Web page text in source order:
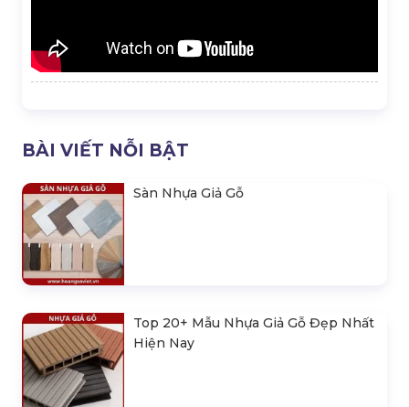
BÀI VIẾT NỖI BẬT
Sàn Nhựa Giả Gỗ
Top 20+ Mẫu Nhựa Giả Gỗ Đẹp Nhất
Hiện Nay